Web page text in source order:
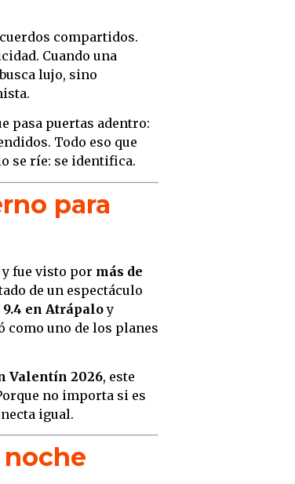
compartidos.
Cuando una
lujo, sino
pasa puertas adentro:
Todo eso que
se ríe: se identifica.
para
y fue visto por más de
de un espectáculo
en Atrápaloy
como uno de los planes
Valentín 2026, este
no importa si es
igual.
noche